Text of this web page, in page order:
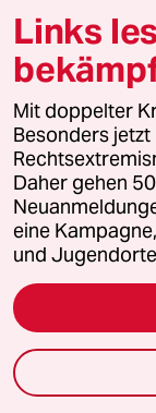
seinen
E
Nun,
kommt
dann
seine
was
Nicht
Die
Links
Mit doppelter
Besonders
Daher gehen
eine
und